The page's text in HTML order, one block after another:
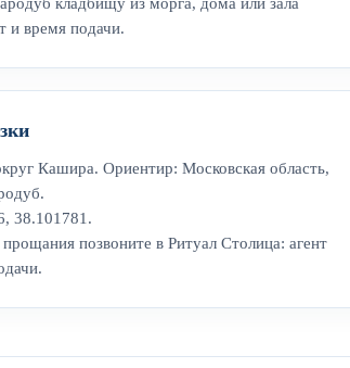
время подачи.
Кашира. Ориентир: Московская область,
38.101781.
позвоните в Ритуал Столица: агент